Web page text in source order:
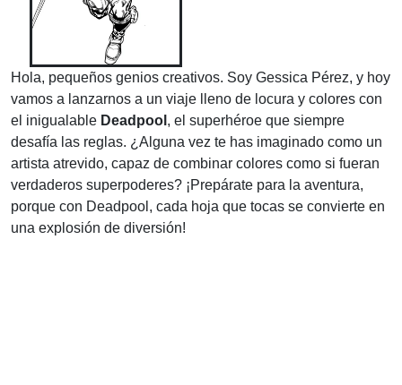
Hola, pequeños genios creativos. Soy Gessica Pérez, y hoy
vamos a lanzarnos a un viaje lleno de locura y colores con
el inigualable Deadpool , el superhéroe que siempre
desafía las reglas. ¿Alguna vez te has imaginado como un
artista atrevido, capaz de combinar colores como si fueran
verdaderos superpoderes? ¡Prepárate para la aventura,
porque con Deadpool, cada hoja que tocas se convierte en
una explosión de diversión!